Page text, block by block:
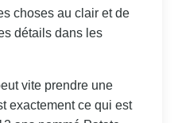
choses au clair et de
détails dans les
vite prendre une
exactement ce qui est